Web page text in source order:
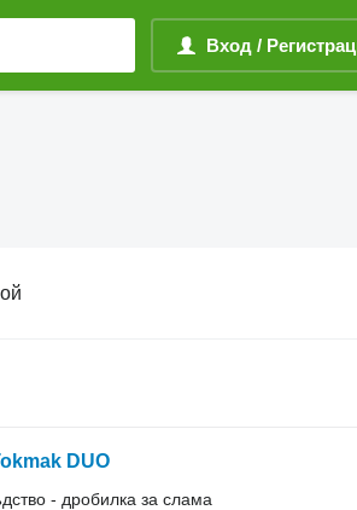
Вход /
DUO
- дробилка за слама